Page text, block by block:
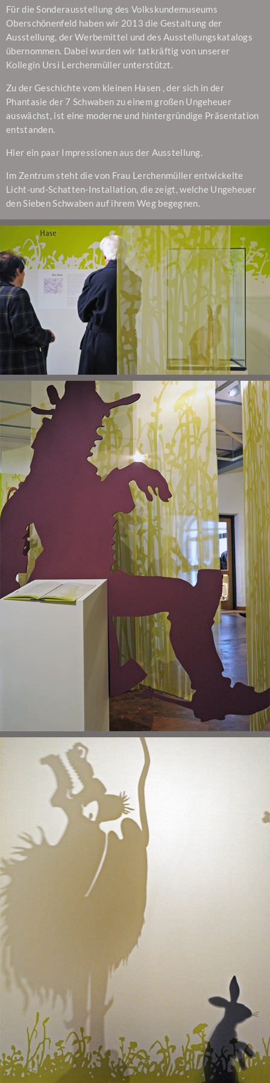
Für die Sonderausstellung des Volkskundemuseums
Oberschönenfeld haben wir 2013 die Gestaltung der
Ausstellung, der Werbemittel und des Ausstellungskatalogs
übernommen. Dabei wurden wir tatkräftig von unserer
Kollegin Ursi Lerchenmüller unterstützt.
Zu der Geschichte vom kleinen Hasen , der sich in der
Phantasie der 7 Schwaben zu einem großen Ungeheuer
auswächst, ist eine moderne und hintergründige Präsentation
entstanden.
Hier ein paar Impressionen aus der Ausstellung.
Im Zentrum steht die von Frau Lerchenmüller entwickelte
Licht-und-Schatten-Installation, die zeigt, welche Ungeheuer
den Sieben Schwaben auf ihrem Weg begegnen.